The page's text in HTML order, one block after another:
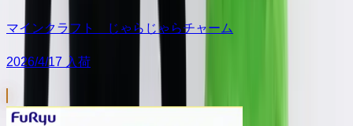
マインクラフト じゃらじゃらチャーム
2026/4/17 入荷